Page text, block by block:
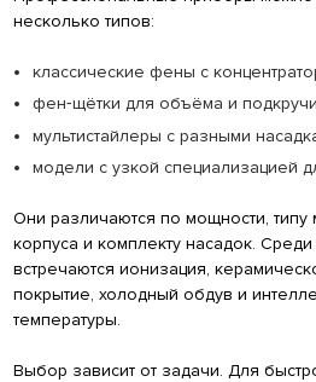
несколько типов:
классические фены с
фен‑щётки для объёма и
мультистайлеры с разными
модели с узкой специализацией
Они различаются по мощности, типу
корпуса и комплекту насадок.
встречаются ионизация,
покрытие, холодный обдув и
температуры.
Выбор зависит от задачи. Для